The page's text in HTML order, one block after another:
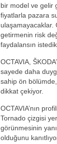
bir model ve gelir
fiyatlarla pazara
ulaşamayacaklar.
getirmenin risk
faydalansın
OCTAVIA,
sayede daha
sahip ön
dikkat çekiyor.
OCTAVIA’nın
Tornado çizgisi
görünmesinin
olduğunu